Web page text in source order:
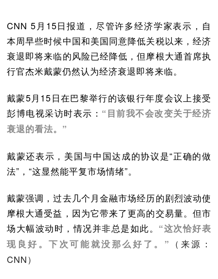
CNN 5月15日报道，尽管许多经济学家表示，自
本周早些时候中国和美国同意降低关税以来，经济
衰退即将来临的风险已经降低，但摩根大通首席执
行官杰米戴蒙仍然认为经济衰退即将来临。
戴蒙5月15日在巴黎举行的该银行年度会议上接受
彭博电视采访时表示： “目前我不会改变关于经济
衰退的看法。”
戴蒙还表示，美国与中国达成的协议是“正确的做
法”，“这显然能平复市场情绪”。
戴蒙强调，过去几个月金融市场经历的剧烈波动使
摩根大通受益，因为它带来了更高的交易量。但市
场大幅波动时，情况并非总是如此。 “这次恰好表
现良好。下次可能就没那么好了。” （来源：
CNN）